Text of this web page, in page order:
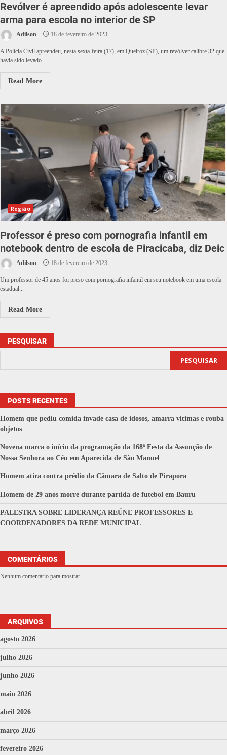
Revólver é apreendido após adolescente levar
arma para escola no interior de SP
Adilson 18 de fevereiro de 2023
A Polícia Civil apreendeu, nesta sexta-feira (17), em Queiroz (SP), um revólver calibre 32 que
havia sido levado...
Read More
Região
Professor é preso com pornografia infantil em
notebook dentro de escola de Piracicaba, diz Deic
Adilson 18 de fevereiro de 2023
Um professor de 45 anos foi preso com pornografia infantil em seu notebook em uma escola
estadual...
Read More
PESQUISAR
PESQUISAR
POSTS RECENTES
Homem que pediu comida invade casa de idosos, amarra vítimas e rouba
objetos
Novena marca o início da programação da 168ª Festa da Assunção de
Nossa Senhora ao Céu em Aparecida de São Manuel
Homem atira contra prédio da Câmara de Salto de Pirapora
Homem de 29 anos morre durante partida de futebol em Bauru
PALESTRA SOBRE LIDERANÇA REÚNE PROFESSORES E
COORDENADORES DA REDE MUNICIPAL
COMENTÁRIOS
Nenhum comentário para mostrar.
ARQUIVOS
agosto 2026
julho 2026
junho 2026
maio 2026
abril 2026
março 2026
fevereiro 2026